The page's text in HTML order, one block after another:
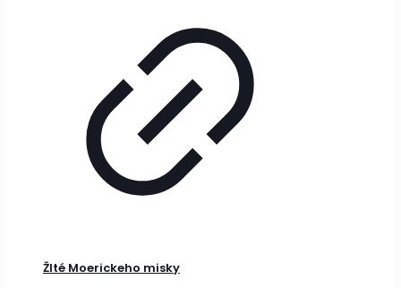
Žlté Moerickeho misky